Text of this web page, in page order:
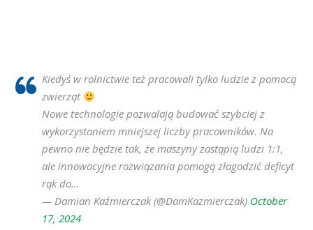
Kiedyś w rolnictwie też pracowali tylko ludzie z pomocą
zwierząt
Nowe technologie pozwalają budować szybciej z
wykorzystaniem mniejszej liczby pracowników. Na
pewno nie będzie tak, że maszyny zastąpią ludzi 1:1,
ale innowacyjne rozwiązania pomogą złagodzić deficyt
rąk do…
— Damian Kaźmierczak (@DamKazmierczak) October
17, 2024